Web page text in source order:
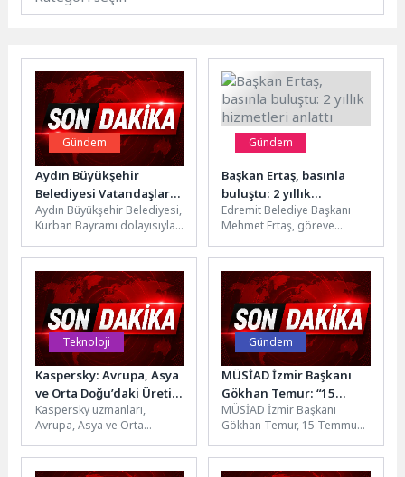
Gündem
Aydın Büyükşehir
Belediyesi Vatandaşlarla
Bayramlaştı
Aydın Büyükşehir Belediyesi,
Kurban Bayramı dolayısıyla
vatandaşlara lokum ve
limonata ikram ederek...
Gündem
Başkan Ertaş, basınla
buluştu: 2 yıllık
hizmetleri anlattı
Edremit Belediye Başkanı
Mehmet Ertaş, göreve
geçen iki yıllık süreçte
gerçekleştirilen...
Teknoloji
Kaspersky: Avrupa, Asya
ve Orta Doğu’daki Üretim
Tesislerini Hedef Alan
Çok Aşamalı Kimlik Avı
Saldırısı Tespit Etti
Kaspersky uzmanları,
Avrupa, Asya ve Orta
faaliyet gösteren üretim
tesislerini hedef alan...
Gündem
MÜSİAD İzmir Başkanı
Gökhan Temur: “15
Temmuz, Milletimizin
İradesinin Darbelere
Geçit Vermediğini Tüm
MÜSİAD İzmir Başkanı
Gökhan Temur, 15 Temmuz
Günü’nün 10. yıl dönümü...